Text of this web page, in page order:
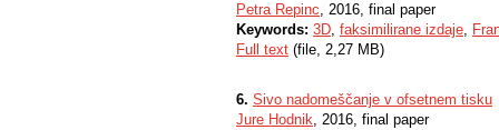
Petra Repinc, 2016, final paper
Keywords: 3D, faksimilirane izdaje,
Full text (file, 2,27 MB)
6. Sivo nadomeščanje v ofsetnem tisku
Jure Hodnik, 2016, final paper